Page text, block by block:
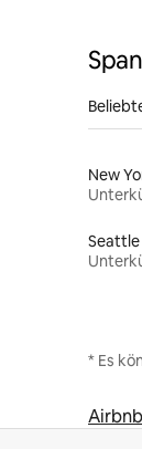
New
Seattle
* Es
Airbnb